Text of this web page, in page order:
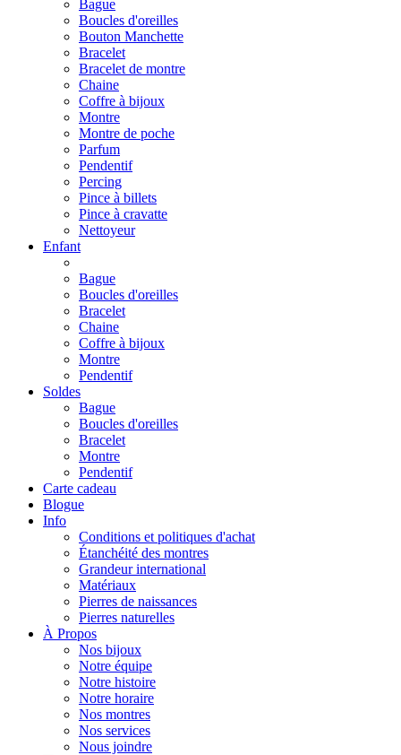
Bague
Boucles d'oreilles
Bouton Manchette
Bracelet
Bracelet de montre
Chaine
Coffre à bijoux
Montre
Montre de poche
Parfum
Pendentif
Percing
Pince à billets
Pince à cravatte
Nettoyeur
Enfant
Bague
Boucles d'oreilles
Bracelet
Chaine
Coffre à bijoux
Montre
Pendentif
Soldes
Bague
Boucles d'oreilles
Bracelet
Montre
Pendentif
Carte cadeau
Blogue
Info
Conditions et politiques d'achat
Étanchéité des montres
Grandeur international
Matériaux
Pierres de naissances
Pierres naturelles
À Propos
Nos bijoux
Notre équipe
Notre histoire
Notre horaire
Nos montres
Nos services
Nous joindre